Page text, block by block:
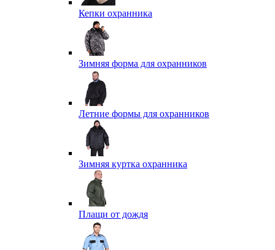
Кепки охранника
Зимняя форма для охранников
Летние формы для охранников
Зимняя куртка охранника
Плащи от дождя